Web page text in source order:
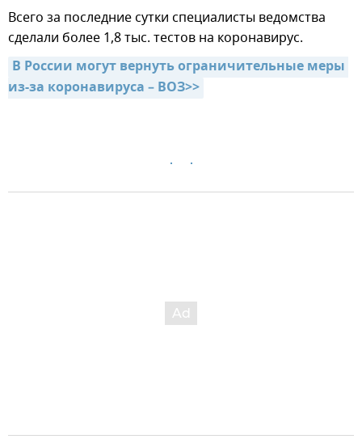
Всего за последние сутки специалисты ведомства
сделали более 1,8 тыс. тестов на коронавирус.
В России могут вернуть ограничительные меры
из-за коронавируса – ВОЗ>>